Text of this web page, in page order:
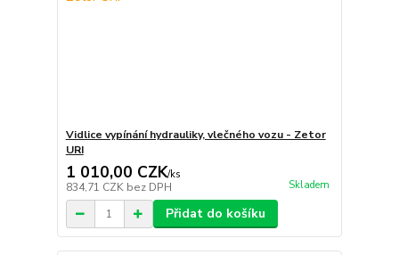
Vidlice vypínání hydrauliky, vlečného vozu - Zetor
URI
1 010,00 CZK/ks
834,71 CZK bez DPH Skladem
Přidat do košíku